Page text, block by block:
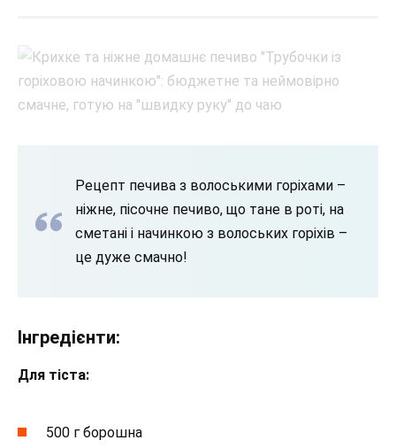
Рецепт печива з волоськими горіхами –
ніжне, пісочне печиво, що тане в роті, на
сметані і начинкою з волоських горіхів –
це дуже смачно!
Інгредієнти:
Для тіста:
500 г борошна